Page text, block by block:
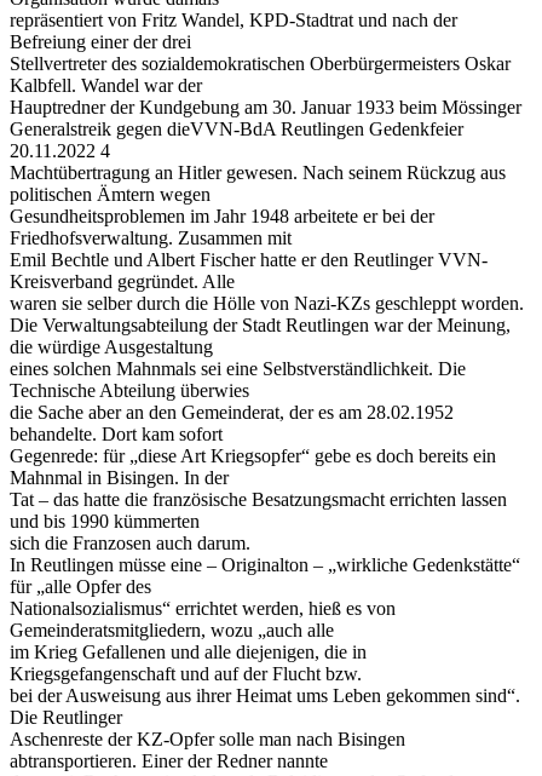
repräsentiert von Fritz Wandel, KPD-Stadtrat und nach der
Befreiung einer der drei
Stellvertreter des sozialdemokratischen Oberbürgermeisters Oskar
Kalbfell. Wandel war der
Hauptredner der Kundgebung am 30. Januar 1933 beim Mössinger
Generalstreik gegen dieVVN-BdA Reutlingen Gedenkfeier
20.11.2022 4
Machtübertragung an Hitler gewesen. Nach seinem Rückzug aus
politischen Ämtern wegen
Gesundheitsproblemen im Jahr 1948 arbeitete er bei der
Friedhofsverwaltung. Zusammen mit
Emil Bechtle und Albert Fischer hatte er den Reutlinger VVN-
Kreisverband gegründet. Alle
waren sie selber durch die Hölle von Nazi-KZs geschleppt worden.
Die Verwaltungsabteilung der Stadt Reutlingen war der Meinung,
die würdige Ausgestaltung
eines solchen Mahnmals sei eine Selbstverständlichkeit. Die
Technische Abteilung überwies
die Sache aber an den Gemeinderat, der es am 28.02.1952
behandelte. Dort kam sofort
Gegenrede: für „diese Art Kriegsopfer“ gebe es doch bereits ein
Mahnmal in Bisingen. In der
Tat – das hatte die französische Besatzungsmacht errichten lassen
und bis 1990 kümmerten
sich die Franzosen auch darum.
In Reutlingen müsse eine – Originalton – „wirkliche Gedenkstätte“
für „alle Opfer des
Nationalsozialismus“ errichtet werden, hieß es von
Gemeinderatsmitgliedern, wozu „auch alle
im Krieg Gefallenen und alle diejenigen, die in
Kriegsgefangenschaft und auf der Flucht bzw.
bei der Ausweisung aus ihrer Heimat ums Leben gekommen sind“.
Die Reutlinger
Aschenreste der KZ-Opfer solle man nach Bisingen
abtransportieren. Einer der Redner nannte